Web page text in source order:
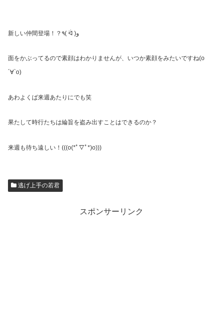
新しい仲間登場！？ ٩( ᐛ )و
面をかぶってるので素顔はわかりませんが、いつか素顔をみたいですね(о
´∀`о)
あわよくば来週あたりにでも笑
果たして時行たちは綸旨を盗み出すことはできるのか？
来週も待ち遠しい！ (((o(*ﾟ▽ﾟ *)o)))
逃げ上手の若君
スポンサーリンク